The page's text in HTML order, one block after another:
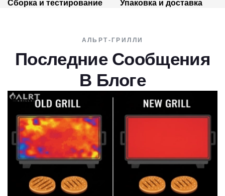
Сборка и тестирование Упаковка и доставка
АЛЬРТ-ГРИЛЛИ
Последние Сообщения
В Блоге